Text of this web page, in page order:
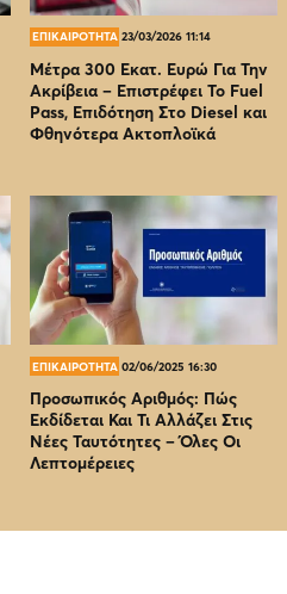
ΕΠΙΚΑΙΡΟΤΗΤΑ 23/03/2026 11:14
Μέτρα 300 Εκατ. Ευρώ Για Την
Ακρίβεια – Επιστρέφει Το Fuel
Pass, Επιδότηση Στο Diesel και
Φθηνότερα Ακτοπλοϊκά
ΕΠΙΚΑΙΡΟΤΗΤΑ 02/06/2025 16:30
Προσωπικός Αριθμός: Πώς
Εκδίδεται Και Τι Αλλάζει Στις
Νέες Ταυτότητες – Όλες Οι
Λεπτομέρειες